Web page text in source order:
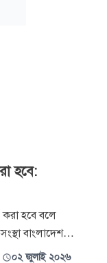
হবে:
করা হবে বলে
বাংলাদেশ
০২ জুলাই ২০২৬